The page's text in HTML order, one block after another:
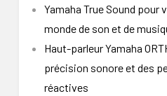
Yamaha True Sound pour
monde de son et de
Haut-parleur Yamaha
précision sonore et des
réactives